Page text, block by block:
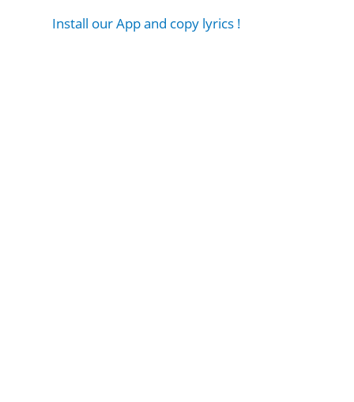
Install our App and copy lyrics !